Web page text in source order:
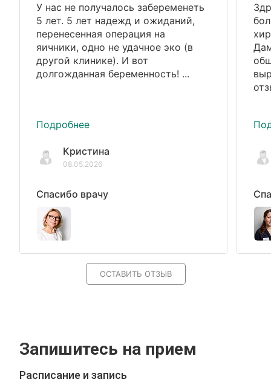
У нас не получалось забеременеть
5 лет. 5 лет надежд и ожиданий,
перенесенная операция на
яичники, одно не удачное эко (в
другой клинике). И вот
долгожданная беременность! ...
Подробнее
Кристина
08.05.2026
Спасибо врачу
ОСТАВИТЬ ОТЗЫВ
Запишитесь на прием
Расписание и запись